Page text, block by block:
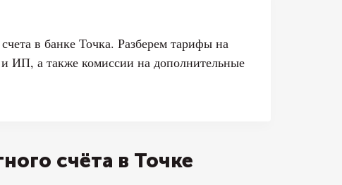
в банке Точка. Разберем тарифы на
ИП, а также комиссии на дополнительные
счёта в Точке